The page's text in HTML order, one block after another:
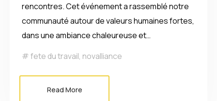
rencontres. Cet événement a rassemblé notre
communauté autour de valeurs humaines fortes,
dans une ambiance chaleureuse et…
fete du travail, novalliance
Read More